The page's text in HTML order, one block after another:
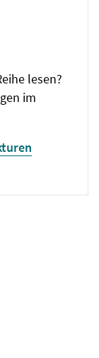
lesen?
im